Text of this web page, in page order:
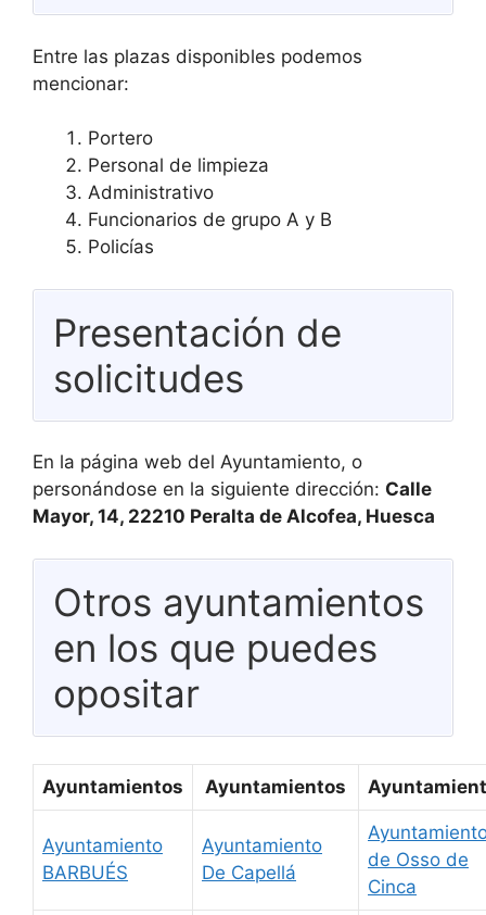
Entre las plazas disponibles podemos
mencionar:
Portero
Personal de limpieza
Administrativo
Funcionarios de grupo A y B
Policías
Presentación de
solicitudes
En la página web del Ayuntamiento, o
personándose en la siguiente dirección: Calle
Mayor, 14, 22210 Peralta de Alcofea, Huesca
Otros ayuntamientos
en los que puedes
opositar
Ayuntamientos Ayuntamientos
Ayuntamiento
BARBUÉS
Ayuntamiento
De Capellá
de Osso de
Cinca